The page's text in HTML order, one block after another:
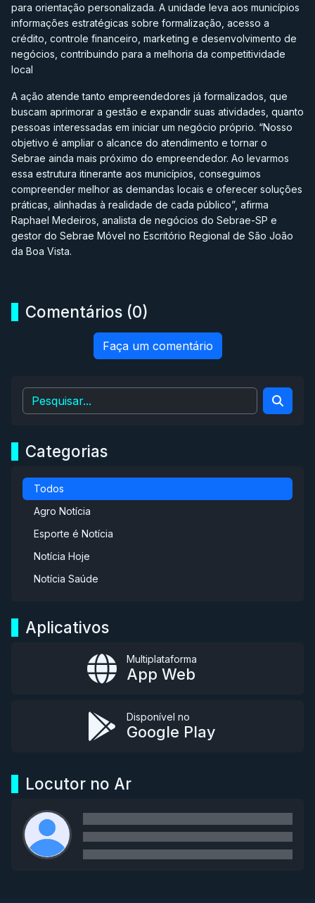
para orientação personalizada. A unidade leva aos municípios
informações estratégicas sobre formalização, acesso a
crédito, controle financeiro, marketing e desenvolvimento de
negócios, contribuindo para a melhoria da competitividade
local
A ação atende tanto empreendedores já formalizados, que
buscam aprimorar a gestão e expandir suas atividades, quanto
pessoas interessadas em iniciar um negócio próprio. “Nosso
objetivo é ampliar o alcance do atendimento e tornar o
Sebrae ainda mais próximo do empreendedor. Ao levarmos
essa estrutura itinerante aos municípios, conseguimos
compreender melhor as demandas locais e oferecer soluções
práticas, alinhadas à realidade de cada público”, afirma
Raphael Medeiros, analista de negócios do Sebrae-SP e
gestor do Sebrae Móvel no Escritório Regional de São João
da Boa Vista.
Comentários (0)
Faça um comentário
Categorias
Todos
Agro Notícia
Esporte é Notícia
Notícia Hoje
Notícia Saúde
Aplicativos
Multiplataforma
App Web
Disponível no
Google Play
Locutor no Ar